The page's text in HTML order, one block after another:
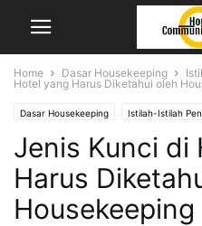
Home Dasar Housekeeping
Hotel yang Harus Diketahui oleh
Dasar Housekeeping Istilah-Istilah
Jenis Kunci di
Harus